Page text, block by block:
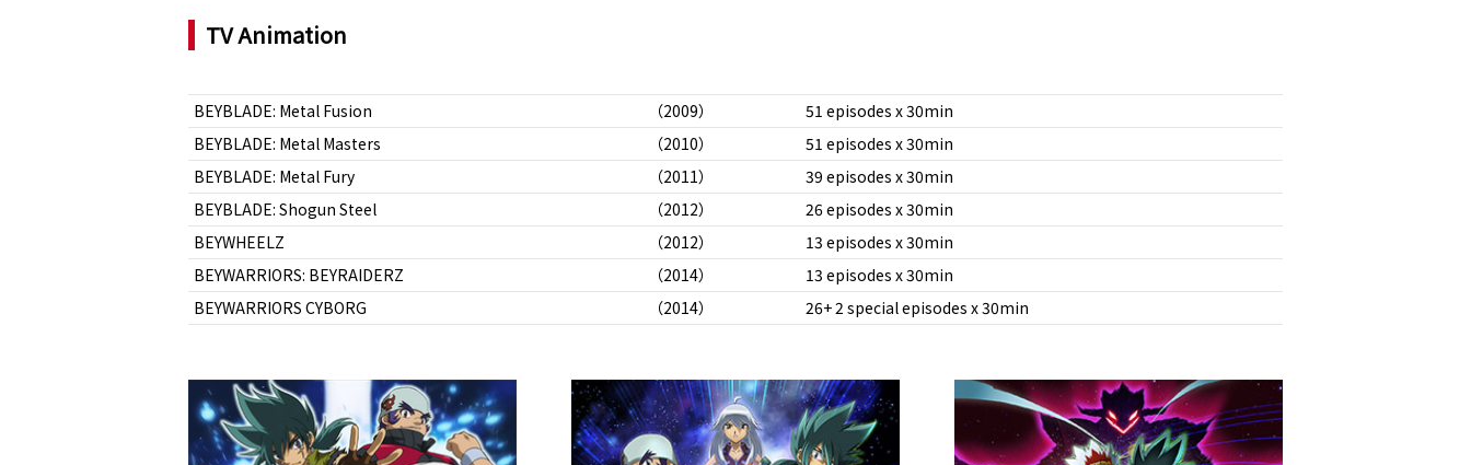
TV Animation
BEYBLADE: Metal Fusion （2009）
51 episodes x 30min
BEYBLADE: Metal Masters
（2010）
51 episodes x 30min
BEYBLADE: Metal Fury
（2011）
39 episodes x 30min
BEYBLADE: Shogun Steel
（2012）
26 episodes x 30min
BEYWHEELZ
（2012）
13 episodes x 30min
BEYWARRIORS: BEYRAIDERZ
（2014）
13 episodes x 30min
BEYWARRIORS CYBORG
（2014） 26+ 2 special episodes x 30min